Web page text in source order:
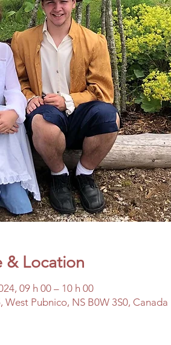
& Location
09 h 00 – 10 h 00
West Pubnico, NS B0W 3S0, Canada